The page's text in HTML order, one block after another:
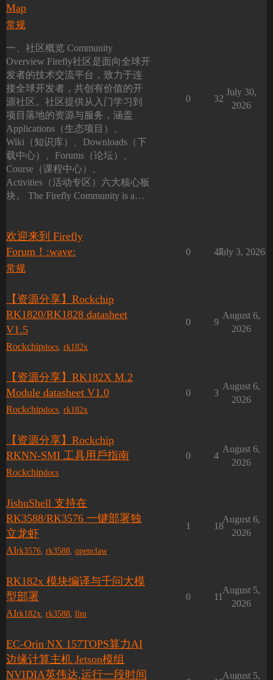
Map
常规
一、社区概览 Community
Overview Firefly社区是面向全球开
发者的技术交流平台，致力于连
接全球开发者，共创有价值的开
源社区。社区提供从入门学习到
项目落地的资源与服务，涵盖
Applications（生态项目）、
Wiki（知识库）、Downloads（下
载中心）、Forums（论坛）、
Course（课程中心）、
Activities（活动专区）六大核心板
块。 The Firefly Community is a…
0 32
July 30,
2026
欢迎来到 Firefly
Forum！:wave:
常规
0 47
July 3, 2026
【资源分享】Rockchip
RK1820/RK1828 datasheet
V1.5
Rockchipdocs rk182x
0 9
August 6,
2026
【资源分享】RK182X M.2
Module datasheet V1.0
Rockchipdocs rk182x
0 3
August 6,
2026
【资源分享】Rockchip
RKNN-SMI ⼯具⽤⼾指南
Rockchipdocs
0 4
August 6,
2026
JishuShell 支持在
RK3588/RK3576 一键部署独
立龙虾
AIrk3576 rk3588 openclaw
1 18
August 6,
2026
RK182x 模块编译与千问大模
型部署
AIrk182x rk3588 llm
0 11
August 5,
2026
EC-Orin NX 157TOPS算力AI
边缘计算主机 Jetson模组
NVIDIA英伟达,运行一段时间
August 5,